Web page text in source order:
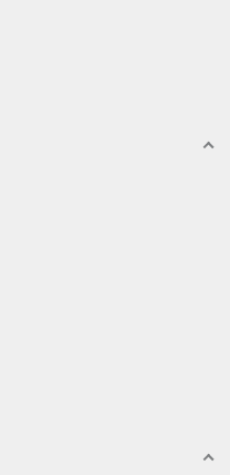
personnaliser sont
votre entreprise
marque et
professionnels qui
vos valeurs.
souhaitez :
avec des tenues
auprès de vos